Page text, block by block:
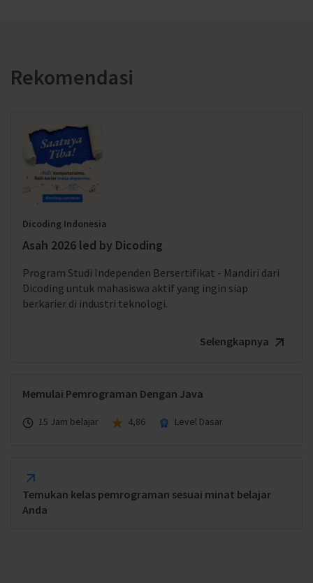
Rekomendasi
Dicoding Indonesia
Asah 2026 led by Dicoding
Program Studi Independen Bersertifikat - Mandiri dari
Dicoding untuk mahasiswa aktif yang ingin siap
berkarier di industri teknologi.
Selengkapnya
Memulai Pemrograman Dengan Java
15 Jam belajar 4,86 Level Dasar
Temukan kelas pemrograman sesuai minat belajar
Anda